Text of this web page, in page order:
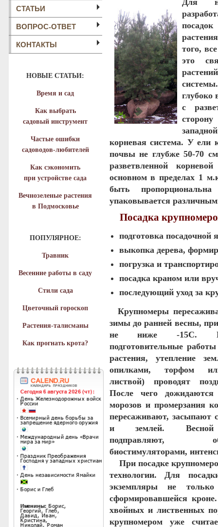
СТАТЬИ
ВОПРОС-ОТВЕТ
КОНТАКТЫ
НОВЫЕ СТАТЬИ:
Время и сад
Как выбрать
садовый инструмент
Частые ошибки
садоводов-любителей
Как сэкономить
при устройстве сада
Вечнозеленые растения
в Подмосковье
ПОПУЛЯРНОЕ:
Травник
Весенние работы в саду
Стили сада
Цветочный гороскоп
Растения-талисманы
Как прогнать крота?
Для
того,
это
глубоко
с
корневая система. У ели
почвы не глубже 50-70
разветвленной
основном в пределах 1
быть
упаковывается
Посадка
подготовка посадочной
выкопка дерева,
погрузка и
посадка краном или
последующий уход за
Крупномеры
зимы до ранней весны,
не ниже -15С.
подготовительные
растения, утепление
опилками, торфом
листвой) проводят
После чего дожидаются
морозов и промерзания
пересаживают, засыпают
и землей. Весной
подправляют,
биостимуляторами,
При посадке
технологии. Для
экземпляры не
сформировавшейся
хвойных и лиственных
крупномером уже